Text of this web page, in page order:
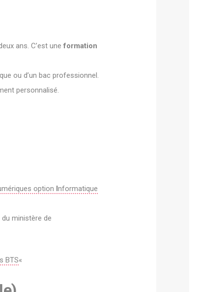
ans. C’est uneformation
ou d’un bac professionnel.
personnalisé.
option Informatique
ministère de
BTS«